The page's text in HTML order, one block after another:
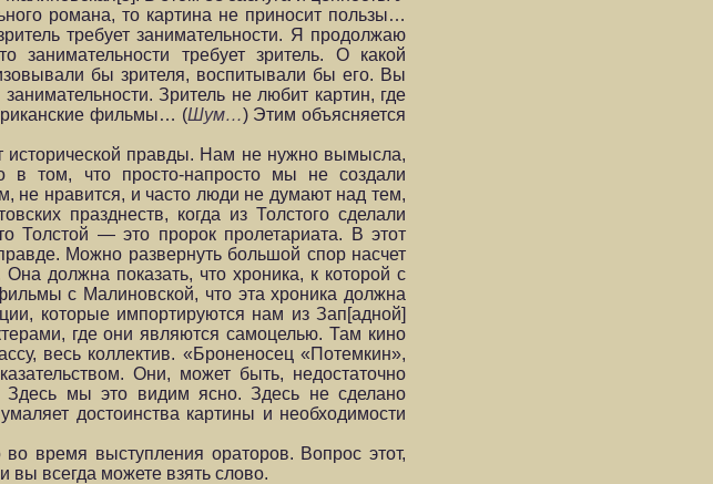
романа, то картина не приносит пользы…
требует занимательности. Я продолжаю
требует зритель. О какой
бы зрителя, воспитывали бы его. Вы
Зритель не любит картин, где
фильмы… (Шум…) Этим объясняется
исторической правды. Нам не нужно вымысла,
в том, что просто-напросто мы не создали
нравится, и часто люди не думают над тем,
празднеств, когда из Толстого сделали
Толстой — это пророк пролетариата. В этот
Можно развернуть большой спор насчет
должна показать, что хроника, к которой с
с Малиновской, что эта хроника должна
которые импортируются нам из Зап[адной]
где они являются самоцелью. Там кино
весь коллектив. «Броненосец «Потемкин»,
Они, может быть, недостаточно
Здесь мы это видим ясно. Здесь не сделано
достоинства картины и необходимости
время выступления ораторов. Вопрос этот,
вы всегда можете взять слово.